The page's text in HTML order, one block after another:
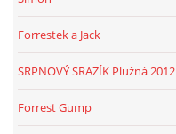
Forrestek a Jack
SRPNOVÝ SRAZÍK Plužná 2012
Forrest Gump